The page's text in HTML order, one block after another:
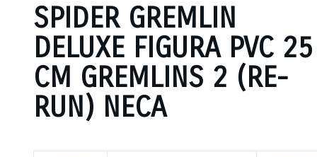
SPIDER GREMLIN
DELUXE FIGURA PVC 25
CM GREMLINS 2 (RE-
RUN) NECA